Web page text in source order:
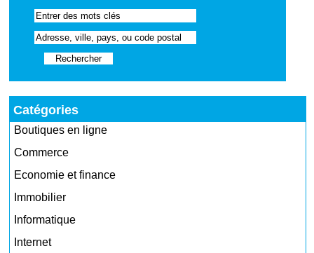
Catégories
Boutiques en ligne
Commerce
Economie et finance
Immobilier
Informatique
Internet